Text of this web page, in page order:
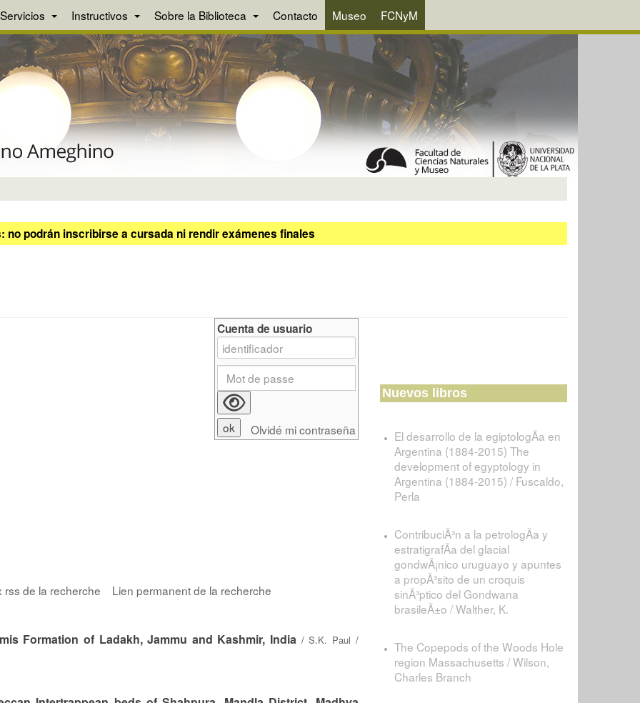
Servicios Instructivos Sobre la Biblioteca Contacto Museo FCNyM
podrán inscribirse a cursada ni rendir exámenes finales
rss de la recherche Lien permanent de la recherche
Formation of Ladakh, Jammu and Kashmir, India /S.K. Paul /
Cuenta de usuario
Olvidé mi contraseña
Nuevos libros
El desarrollo de la egiptologÃ­a en
Argentina (1884-2015) The
development of egyptology in
Argentina (1884-2015) / Fuscaldo,
Perla
ContribuciÃ³n a la petrologÃ­a y
estratigrafÃ­a del glacial
gondwÃ¡nico uruguayo y apuntes
a propÃ³sito de un croquis
sinÃ³ptico del Gondwana
brasileÃ±o / Walther, K.
The Copepods of the Woods Hole
region Massachusetts / Wilson,
Charles Branch